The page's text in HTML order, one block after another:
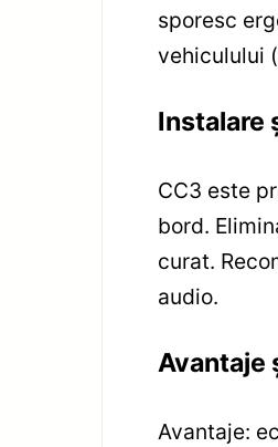
sporesc
vehiculului
Instalare
CC3 este
bord.
curat.
audio.
Avantaje
Avantaje: